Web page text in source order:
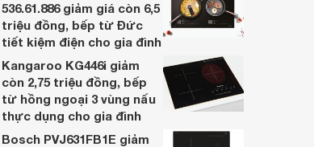
Bếp gas mini Namilux NA-
1711PF
Giá từ 200.000 đ
Có 2 nơi bán
536.61.886 giảm giá còn 6,5
triệu đồng, bếp từ Đức
tiết kiệm điện cho gia đình
Kangaroo KG446i giảm
còn 2,75 triệu đồng, bếp
từ hồng ngoại 3 vùng nấu
thực dụng cho gia đình
Bosch PVJ631FB1E giảm